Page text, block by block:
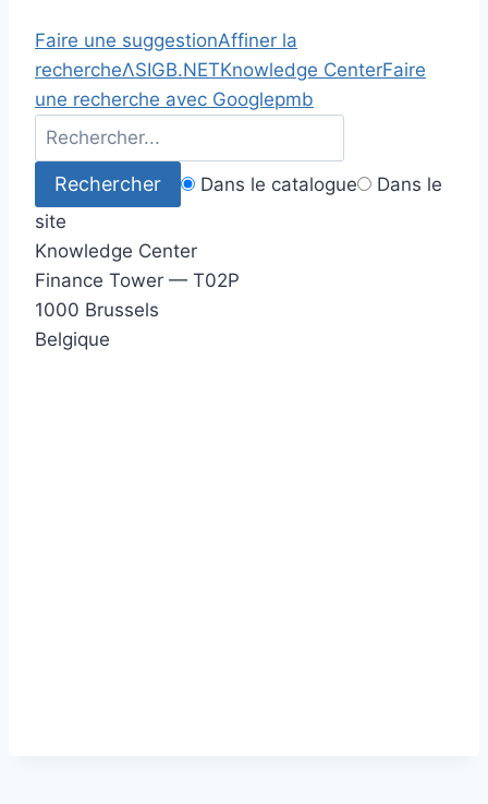
Faire une suggestionAffiner la
rechercheΛSIGB.NETKnowledge CenterFaire
une recherche avec Googlepmb
Dans le catalogue
Dans le
site
Knowledge Center
Finance Tower — T02P
1000 Brussels
Belgique